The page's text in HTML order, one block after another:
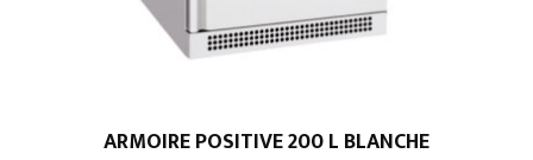
ARMOIRE POSITIVE 200 L BLANCHE